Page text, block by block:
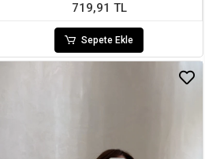
719,91 TL
Sepete Ekle